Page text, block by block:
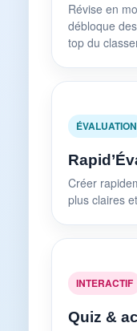
Révise en
débloque
top du
ÉVALUATION
Créer
plus claires
INTERACTIF
Quiz &